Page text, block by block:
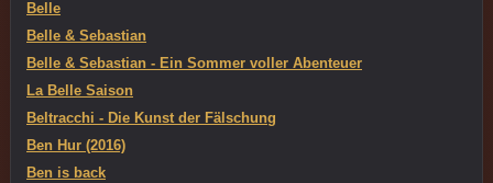
Belle
Belle & Sebastian
Belle & Sebastian - Ein Sommer voller Abenteuer
La Belle Saison
Beltracchi - Die Kunst der Fälschung
Ben Hur (2016)
Ben is back